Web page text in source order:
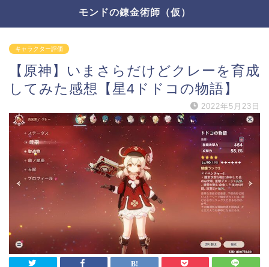
モンドの錬金術師（仮）
キャラクター評価
【原神】いまさらだけどクレーを育成
してみた感想【星4ドドコの物語】
2022年5月23日